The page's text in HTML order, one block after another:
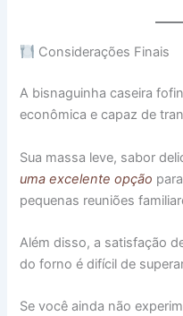
Considerações Finais
A bisnaguinha caseira
econômica e capaz de
Sua massa leve, sabor
uma excelente opção
pequenas reuniões
Além disso, a satisfação
do forno é difícil de
Se você ainda não